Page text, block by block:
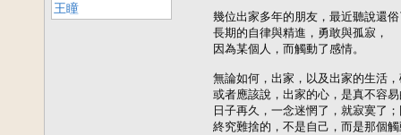
王瞳
幾位出家多年的朋友，最近聽說還
    長期的自律與精進，勇敢與孤寂，
    因為某個人，而觸動了感情。
無論如何，出家，以及出家的生活
或者應該說，出家的心，是真不容
日子再久，一念迷惘了，就寂寞了
終究難捨的，不是自己，而是那個